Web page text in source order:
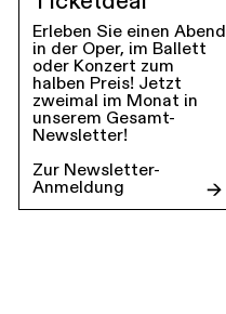
Erleben Sie einen Abend
in der Oper, im Ballett
oder Konzert zum
halben Preis! Jetzt
zweimal im Monat in
unserem Gesamt-
Newsletter!
Zur Newsletter-
Anmeldung